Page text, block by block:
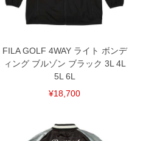
FILA GOLF 4WAY ライト ボンデ
ィング ブルゾン ブラック 3L 4L
5L 6L
¥18,700